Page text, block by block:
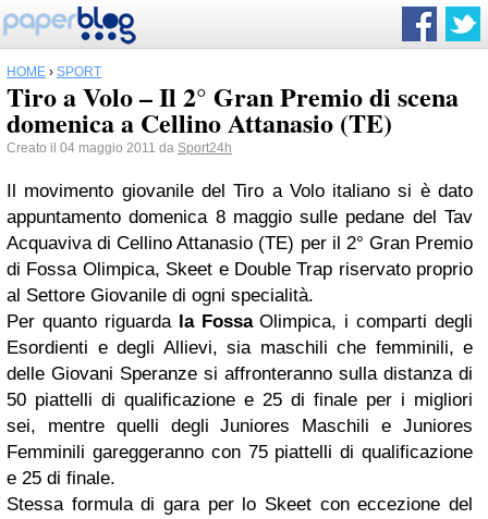
HOME › SPORT
Tiro a Volo – Il 2° Gran Premio di scena
domenica a Cellino Attanasio (TE)
Creato il 04 maggio 2011 da Sport24h
Il movimento giovanile del Tiro a Volo italiano si è dato
appuntamento domenica 8 maggio sulle pedane del Tav
Acquaviva di Cellino Attanasio (TE) per il 2° Gran Premio
di Fossa Olimpica, Skeet e Double Trap riservato proprio
al Settore Giovanile di ogni specialità.
Per quanto riguarda la FossaOlimpica, i comparti degli
Esordienti e degli Allievi, sia maschili che femminili, e
delle Giovani Speranze si affronteranno sulla distanza di
50 piattelli di qualificazione e 25 di finale per i migliori
sei, mentre quelli degli Juniores Maschili e Juniores
Femminili gareggeranno con 75 piattelli di qualificazione
e 25 di finale.
Stessa formula di gara per lo Skeet con eccezione del